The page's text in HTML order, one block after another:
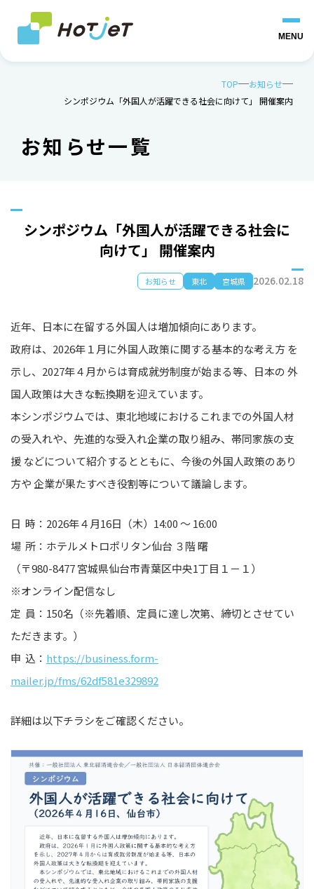
MENU
お知らせ一覧
TOP
お知らせ
シンポジウム「外国人が活躍できる社会に向けて」 開催案内
シンポジウム「外国人が活躍できる社会に
向けて」 開催案内
お知らせ 東北 宮城県 2026.02.18
近年、日本に在留する外国人は増加傾向にあります。
政府は、2026年１月に外国人政策に関する基本的な考え方 を
示し、2027年４月からは育成就労制度が始まる等、日本の 外
国人政策は大きな転換期を迎えています。
本シンポジウムでは、東北地域におけるこれまでの外国人材
の受入れや、先進的な受入れ企業の取り組み、帯同家族の支
援 などについて紹介するとともに、今後の外国人政策のあり
方や 企業が果たすべき役割等について議論します。
日 時：2026年４月16日（木）14:00 ～ 16:00
場 所：ホテルメトロポリタン仙台 ３階 曙
（〒980-8477 宮城県仙台市青葉区中央1丁目１－１）
※オンライン配信なし
定 員：150名（※先着順、定員に達し次第、締切とさせてい
ただきます。）
申 込： https://business.form-
mailer.jp/fms/62df581e329892
詳細は以下チラシをご確認ください。